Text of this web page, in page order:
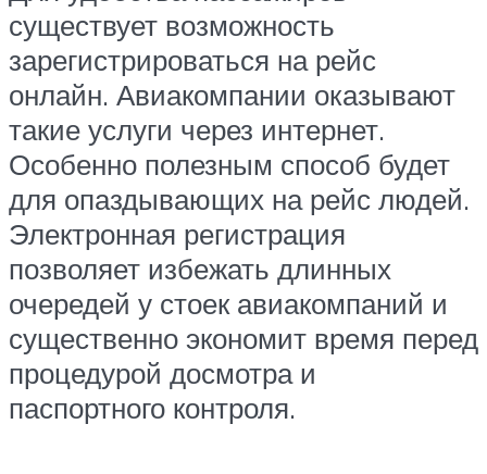
существует возможность
зарегистрироваться на рейс
онлайн. Авиакомпании оказывают
такие услуги через интернет.
Особенно полезным способ будет
для опаздывающих на рейс людей.
Электронная регистрация
позволяет избежать длинных
очередей у стоек авиакомпаний и
существенно экономит время перед
процедурой досмотра и
паспортного контроля.